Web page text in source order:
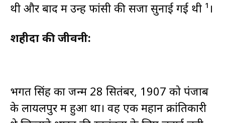
थी और बाद में उन्हें फांसी की सजा सुनाई गई थी ¹।
शहीदों की जीवनी:
भगत सिंह का जन्म 28 सितंबर, 1907 को पंजाब
के लायलपुर में हुआ था। वह एक महान क्रांतिकारी